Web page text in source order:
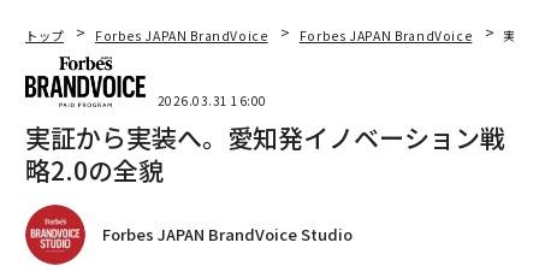
トップ Forbes JAPAN BrandVoice Forbes JAPAN BrandVoice 実証
2026.03.31 16:00
実証から実装へ。愛知発イノベーション戦
略2.0の全貌
Forbes JAPAN BrandVoice Studio